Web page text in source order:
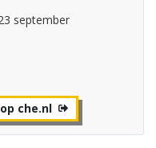
september
che.nl